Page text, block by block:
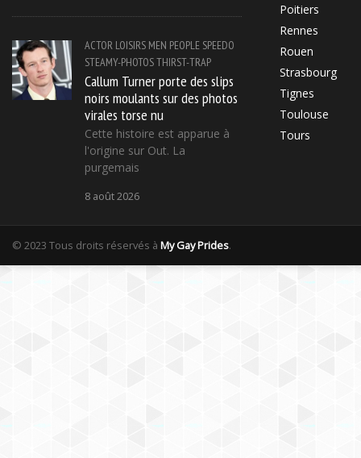
ACTOR LOISIRS MEN PEOPLE SPEEDO
STEAMY-PHOTOSTHIRST-TRAP
Callum Turner porte des slips
noirs moulants sur des photos
virales torse nu
Cette histoire est apparue à
l'origine sur Out. La
purgemais
8 août 2026
Poitiers
Rennes
Rouen
Strasbourg
Tignes
Toulouse
Tours
© 2023 Tous droits réservés à My Gay Prides.